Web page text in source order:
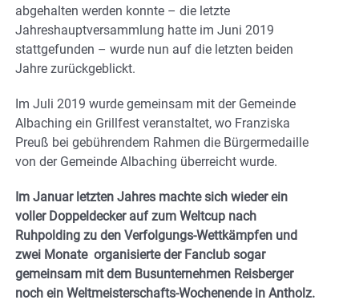
abgehalten werden konnte – die letzte
Jahreshauptversammlung hatte im Juni 2019
stattgefunden – wurde nun auf die letzten beiden
Jahre zurückgeblickt.
Im Juli 2019 wurde gemeinsam mit der Gemeinde
Albaching ein Grillfest veranstaltet, wo Franziska
Preuß bei gebührendem Rahmen die Bürgermedaille
von der Gemeinde Albaching überreicht wurde.
Im Januar letzten Jahres machte sich wieder ein
voller Doppeldecker auf zum Weltcup nach
Ruhpolding zu den Verfolgungs-Wettkämpfen und
zwei Monate organisierte der Fanclub sogar
gemeinsam mit dem Busunternehmen Reisberger
noch ein Weltmeisterschafts-Wochenende in Antholz.